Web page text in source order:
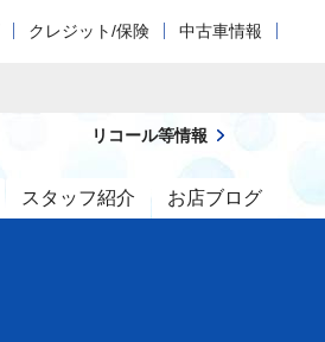
クレジット/保険 中古車情報
スタッフ紹介 お店ブログ
リコール等情報